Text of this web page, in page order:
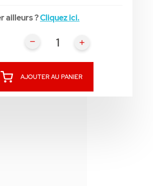
ailleurs ?Cliquez ici.
AJOUTER AU PANIER